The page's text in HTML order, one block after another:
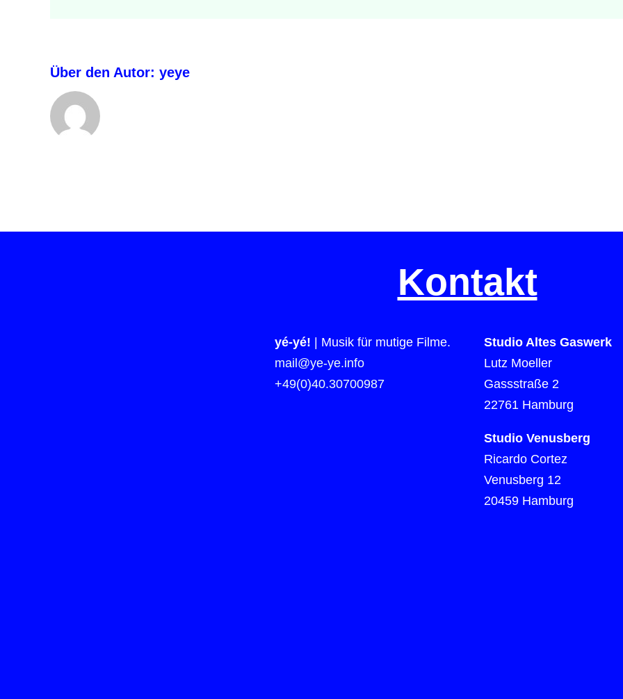
Über den Autor: yeye
Kontakt
yé-yé! | Musik für mutige Filme.
mail@ye-ye.info
+49(0)40.30700987
Studio Altes Gaswerk
Lutz Moeller
Gassstraße 2
22761 Hamburg
Studio Venusberg
Ricardo Cortez
Venusberg 12
20459 Hamburg